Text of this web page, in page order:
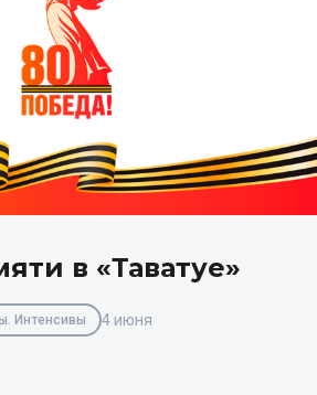
в «Таватуе»
Интенсивы 4 июня